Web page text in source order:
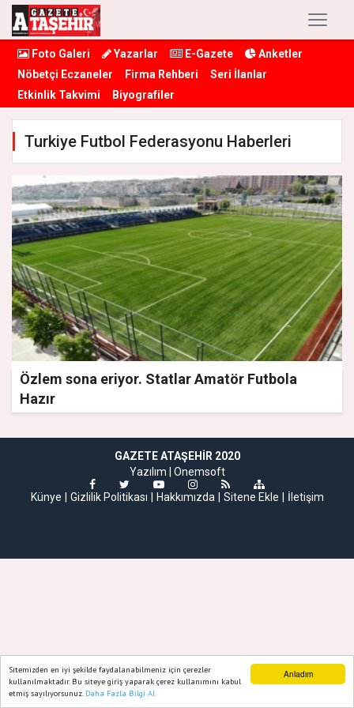
Anladım
Sitemizden en iyi şekilde faydalanabilmeniz için çerezler
kullanılmaktadır. Bu siteye giriş yaparak çerez kullanımını kabul
etmiş sayılıyorsunuz. Daha Fazla Bilgi Al
Foto Galeri Yazarlar E-Gazete
Anketler
Nöbetçi Eczaneler
Firma Rehberi
Seri İlanlar
Etkinlik Takvimi
Biyografiler
Turkiye Futbol Federasyonu Haberleri
Özlem sona eriyor. Statlar Amatör Futbola
Hazır
GAZETE ATAŞEHIR 2020
Yazılım | Onemsoft
Künye
Gizlilik Politikası Hakkımızda Sitene Ekle İletişim
Ana Sayfa Web TV